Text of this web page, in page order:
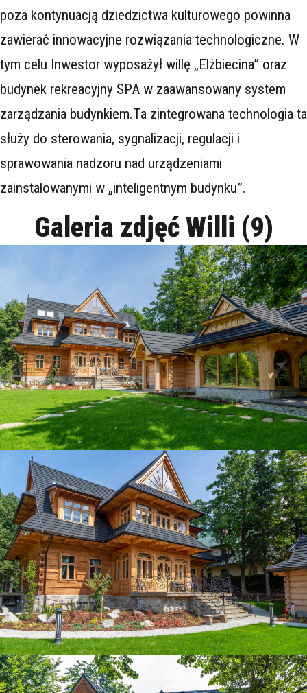
poza kontynuacją dziedzictwa kulturowego powinna
zawierać innowacyjne rozwiązania technologiczne. W
tym celu Inwestor wyposażył willę „Elżbiecina” oraz
budynek rekreacyjny SPA w zaawansowany system
zarządzania budynkiem.Ta zintegrowana technologia ta
służy do sterowania, sygnalizacji, regulacji i
sprawowania nadzoru nad urządzeniami
zainstalowanymi w „inteligentnym budynku”.
Galeria zdjęć Willi (9)